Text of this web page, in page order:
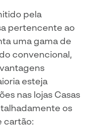
pela
pertencente ao
uma gama de
convencional,
esteja
nas lojas Casas
os
cartão: